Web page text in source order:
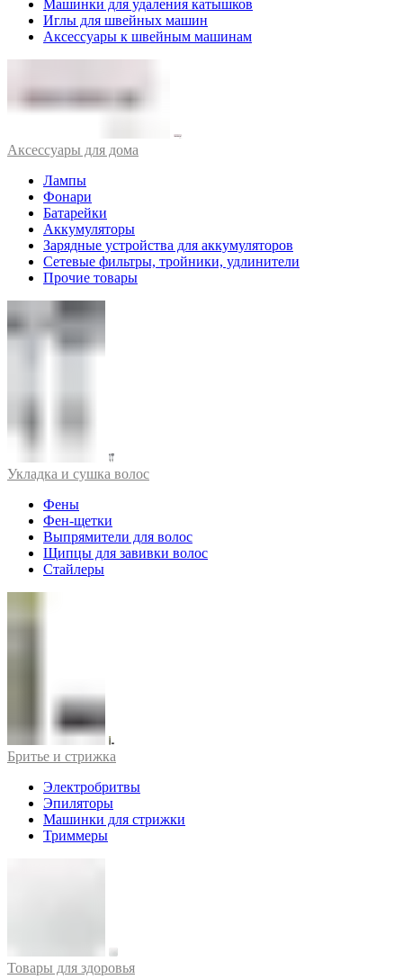
Машинки для удаления катышков
Иглы для швейных машин
Аксессуары к швейным машинам
Аксессуары для дома
Лампы
Фонари
Батарейки
Аккумуляторы
Зарядные устройства для аккумуляторов
Сетевые фильтры, тройники, удлинители
Прочие товары
Укладка и сушка волос
Фены
Фен-щетки
Выпрямители для волос
Щипцы для завивки волос
Стайлеры
Бритье и стрижка
Электробритвы
Эпиляторы
Машинки для стрижки
Триммеры
Товары для здоровья